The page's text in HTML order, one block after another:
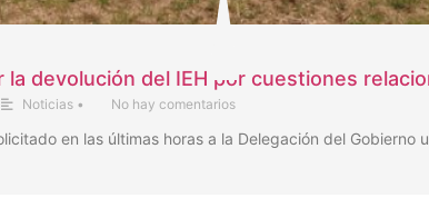
la devolución del IEH por cuestiones
Noticias • No hay comentarios
en las últimas horas a la Delegación del Gobierno